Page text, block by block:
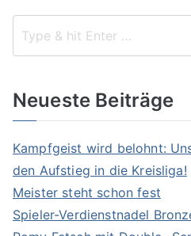
Neueste Beiträge
Kampfgeist wird belohnt:
den Aufstieg in die Kreisliga!
Meister steht schon fest
Spieler-Verdienstnadel